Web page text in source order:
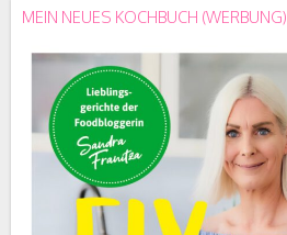
MEIN NEUES KOCHBUCH (WERBUNG)